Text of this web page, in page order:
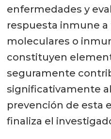
enfermedades y
respuesta inmune
moleculares o
constituyen
seguramente
significativamente
prevención de esta
finaliza el